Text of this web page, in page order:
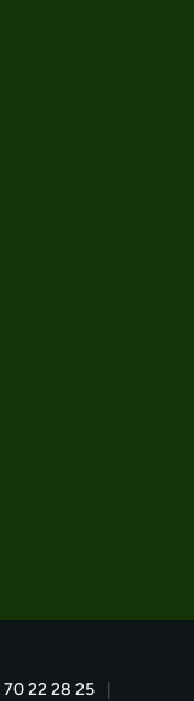
70 22 28 25